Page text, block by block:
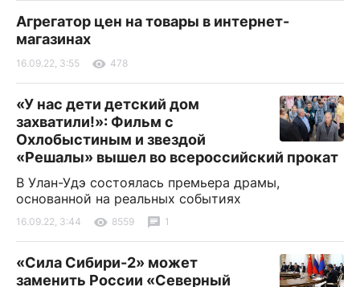
Агрегатор цен на товары в интернет-
магазинах
16.09.22, 3:55 478
«У нас дети детский дом
захватили!»: Фильм с
Охлобыстиным и звездой
«Решалы» вышел во всероссийский прокат
В Улан-Удэ состоялась премьера драмы,
основанной на реальных событиях
16.09.22, 3:44 8559 1
«Сила Сибири-2» может
заменить России «Северный